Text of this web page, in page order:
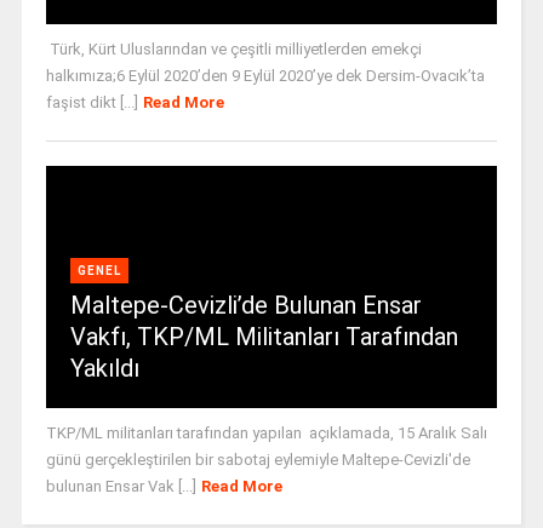
Türk, Kürt Uluslarından ve çeşitli milliyetlerden emekçi
halkımıza;6 Eylül 2020’den 9 Eylül 2020’ye dek Dersim-Ovacık’ta
faşist dikt [...]
Read More
GENEL
Maltepe-Cevizli’de Bulunan Ensar
Vakfı, TKP/ML Militanları Tarafından
Yakıldı
TKP/ML militanları tarafından yapılan açıklamada, 15 Aralık Salı
günü gerçekleştirilen bir sabotaj eylemiyle Maltepe-Cevizli'de
bulunan Ensar Vak [...]
Read More